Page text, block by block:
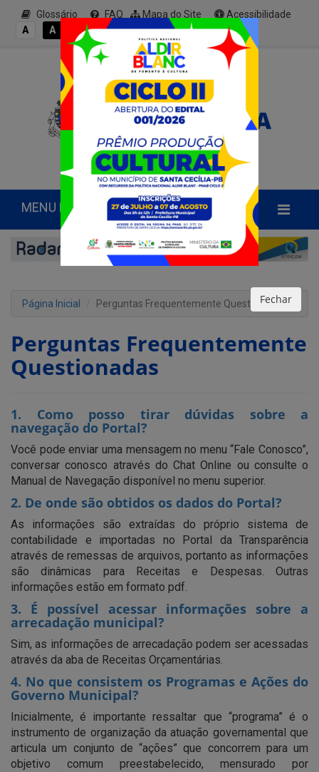
Glossário FAQ Mapa do Site
Acessibilidade
A
A A A+
MENU PRINCIPAL
Página Inicial Perguntas Frequentemente Questionadas
Perguntas Frequentemente
Questionadas
1. Como posso tirar dúvidas sobre a
navegação do Portal?
Você pode enviar uma mensagem no menu “Fale Conosco”,
conversar conosco através do Chat Online ou consulte o
Manual de Navegação disponível no menu superior.
2. De onde são obtidos os dados do Portal?
As informações são extraídas do próprio sistema de
contabilidade e importadas no Portal da Transparência
através de remessas de arquivos, portanto as informações
são dinâmicas para Receitas e Despesas. Outras
informações estão em formato pdf.
3. É possível acessar informações sobre a
arrecadação municipal?
Sim, as informações de arrecadação podem ser acessadas
através da aba de Receitas Orçamentárias.
4. No que consistem os Programas e Ações do
Governo Municipal?
Inicialmente, é importante ressaltar que “programa” é o
instrumento de organização da atuação governamental que
articula um conjunto de “ações” que concorrem para um
objetivo comum preestabelecido, mensurado por
Fechar